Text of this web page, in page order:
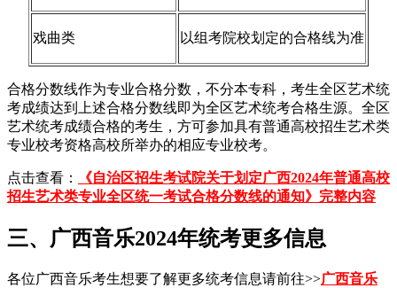
戏曲类 以组考院校划定的合格线为准
合格分数线作为专业合格分数，不分本专科，考生全区艺术统
考成绩达到上述合格分数线即为全区艺术统考合格生源。全区
艺术统考成绩合格的考生，方可参加具有普通高校招生艺术类
专业校考资格高校所举办的相应专业校考。
点击查看：
《自治区招生考试院关于划定广西2024年普通高校
招生艺术类专业全区统一考试合格分数线的通知》完整内容
三、广西音乐2024年统考更多信息
各位广西音乐考生想要了解更多统考信息请前往>>广西音乐